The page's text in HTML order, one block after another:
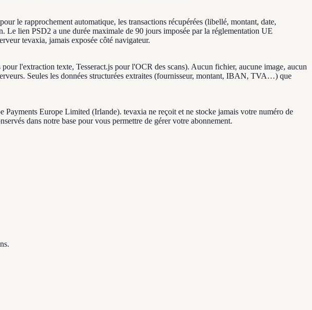
le rapprochement automatique, les transactions récupérées (libellé, montant, date,
Le lien PSD2 a une durée maximale de 90 jours imposée par la réglementation UE
tevaxia, jamais exposée côté navigateur.
l'extraction texte, Tesseract.js pour l'OCR des scans). Aucun fichier, aucune image, aucun
Seules les données structurées extraites (fournisseur, montant, IBAN, TVA…) que
Europe Limited (Irlande). tevaxia ne reçoit et ne stocke jamais votre numéro de
dans notre base pour vous permettre de gérer votre abonnement.